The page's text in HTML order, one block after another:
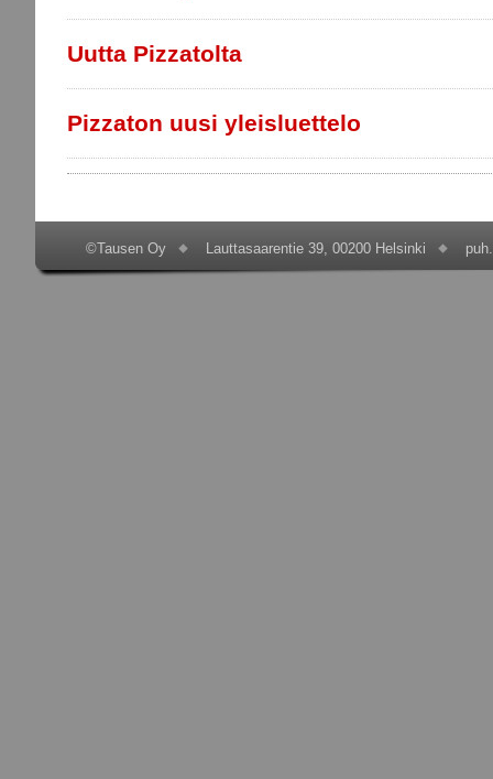
Uutta Pizzatolta
Pizzaton uusi yleisluettelo
©Tausen Oy Lauttasaarentie 39, 00200 Helsinki